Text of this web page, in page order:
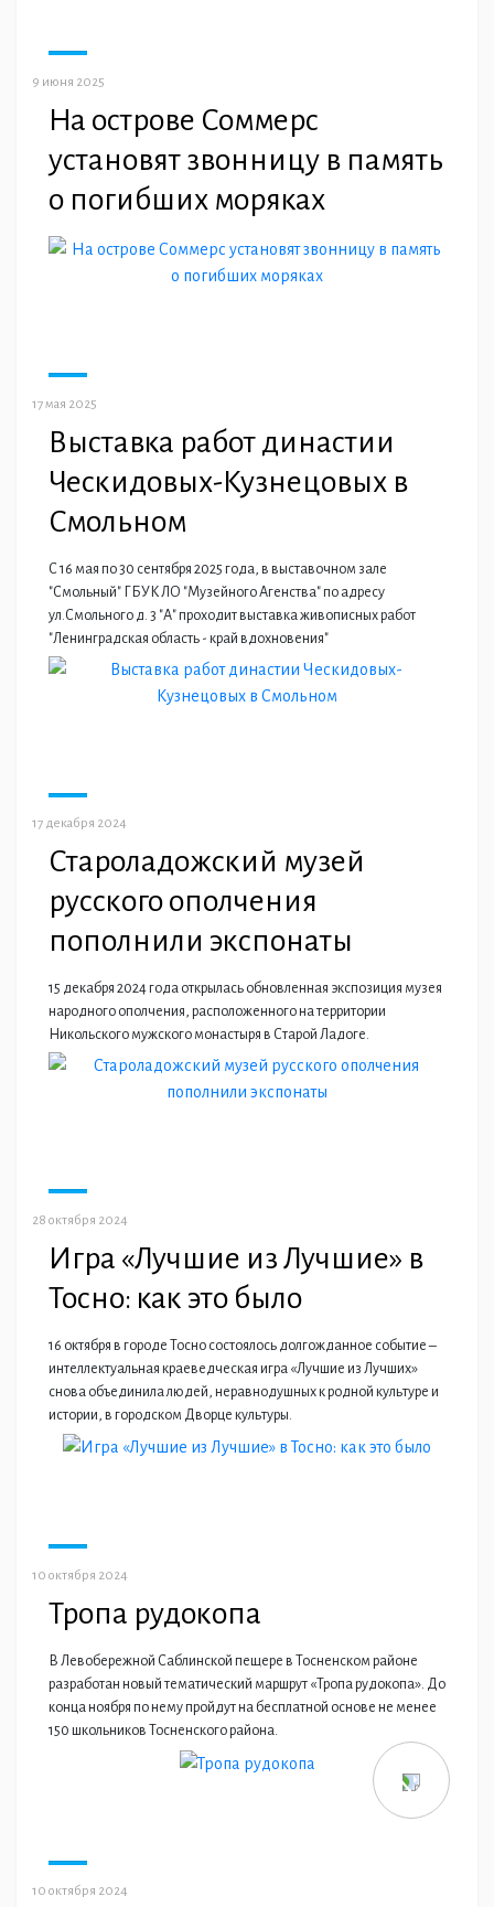
9 июня 2025
На острове Соммерс
установят звонницу в память
о погибших моряках
17 мая 2025
Выставка работ династии
Ческидовых-Кузнецовых в
Смольном
С 16 мая по 30 сентября 2025 года, в выставочном зале
"Смольный" ГБУК ЛО "Музейного Агенства" по адресу
ул.Смольного д. 3 "А" проходит выставка живописных работ
"Ленинградская область - край вдохновения"
17 декабря 2024
Староладожский музей
русского ополчения
пополнили экспонаты
15 декабря 2024 года открылась обновленная экспозиция музея
народного ополчения, расположенного на территории
Никольского мужского монастыря в Старой Ладоге.
28 октября 2024
Игра «Лучшие из Лучшие» в
Тосно: как это было
16 октября в городе Тосно состоялось долгожданное событие –
интеллектуальная краеведческая игра «Лучшие из Лучших»
снова объединила людей, неравнодушных к родной культуре и
истории, в городском Дворце культуры.
10 октября 2024
Тропа рудокопа
В Левобережной Cаблинской пещере в Тосненском районе
разработан новый тематический маршрут «Тропа рудокопа». До
конца ноября по нему пройдут на бесплатной основе не менее
150 школьников Тосненского района.
10 октября 2024